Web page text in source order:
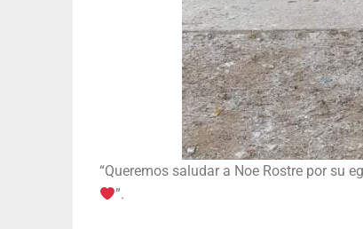
“Queremos saludar a Noe Rostre por su
”.